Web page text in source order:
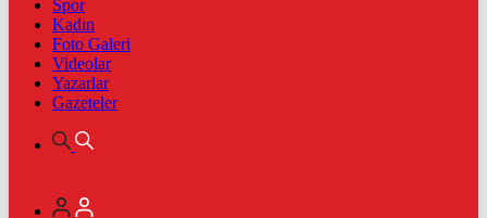
Spor
Kadın
Foto Galeri
Videolar
Yazarlar
Gazeteler